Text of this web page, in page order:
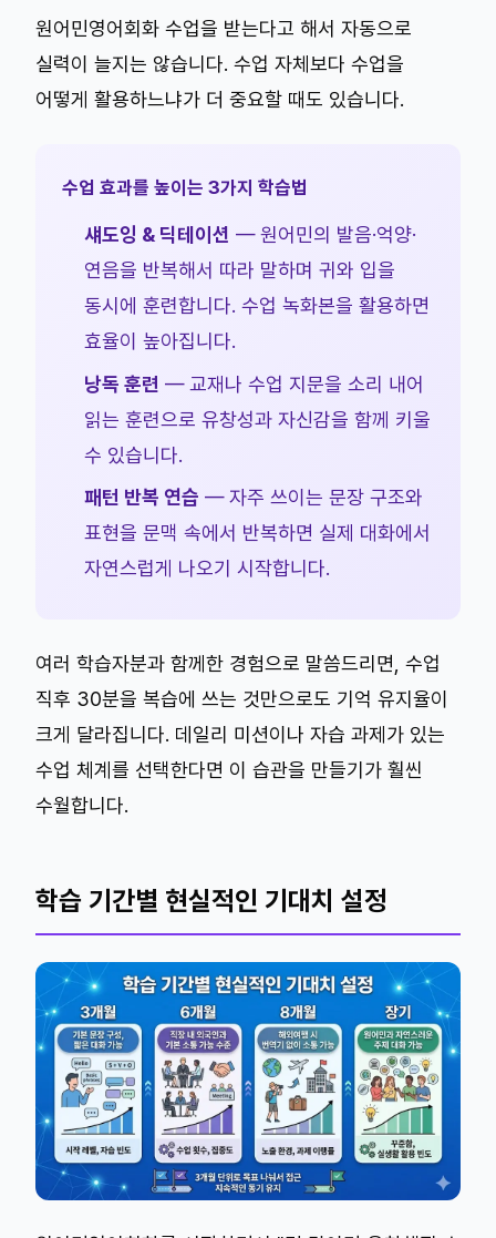
원어민영어회화 수업을 받는다고 해서 자동으로
실력이 늘지는 않습니다. 수업 자체보다 수업을
어떻게 활용하느냐가 더 중요할 때도 있습니다.
수업 효과를 높이는 3가지 학습법
섀도잉 & 딕테이션 — 원어민의 발음·억양·
연음을 반복해서 따라 말하며 귀와 입을
동시에 훈련합니다. 수업 녹화본을 활용하면
효율이 높아집니다.
낭독 훈련 — 교재나 수업 지문을 소리 내어
읽는 훈련으로 유창성과 자신감을 함께 키울
수 있습니다.
패턴 반복 연습 — 자주 쓰이는 문장 구조와
표현을 문맥 속에서 반복하면 실제 대화에서
자연스럽게 나오기 시작합니다.
여러 학습자분과 함께한 경험으로 말씀드리면, 수업
직후 30분을 복습에 쓰는 것만으로도 기억 유지율이
크게 달라집니다. 데일리 미션이나 자습 과제가 있는
수업 체계를 선택한다면 이 습관을 만들기가 훨씬
수월합니다.
학습 기간별 현실적인 기대치 설정